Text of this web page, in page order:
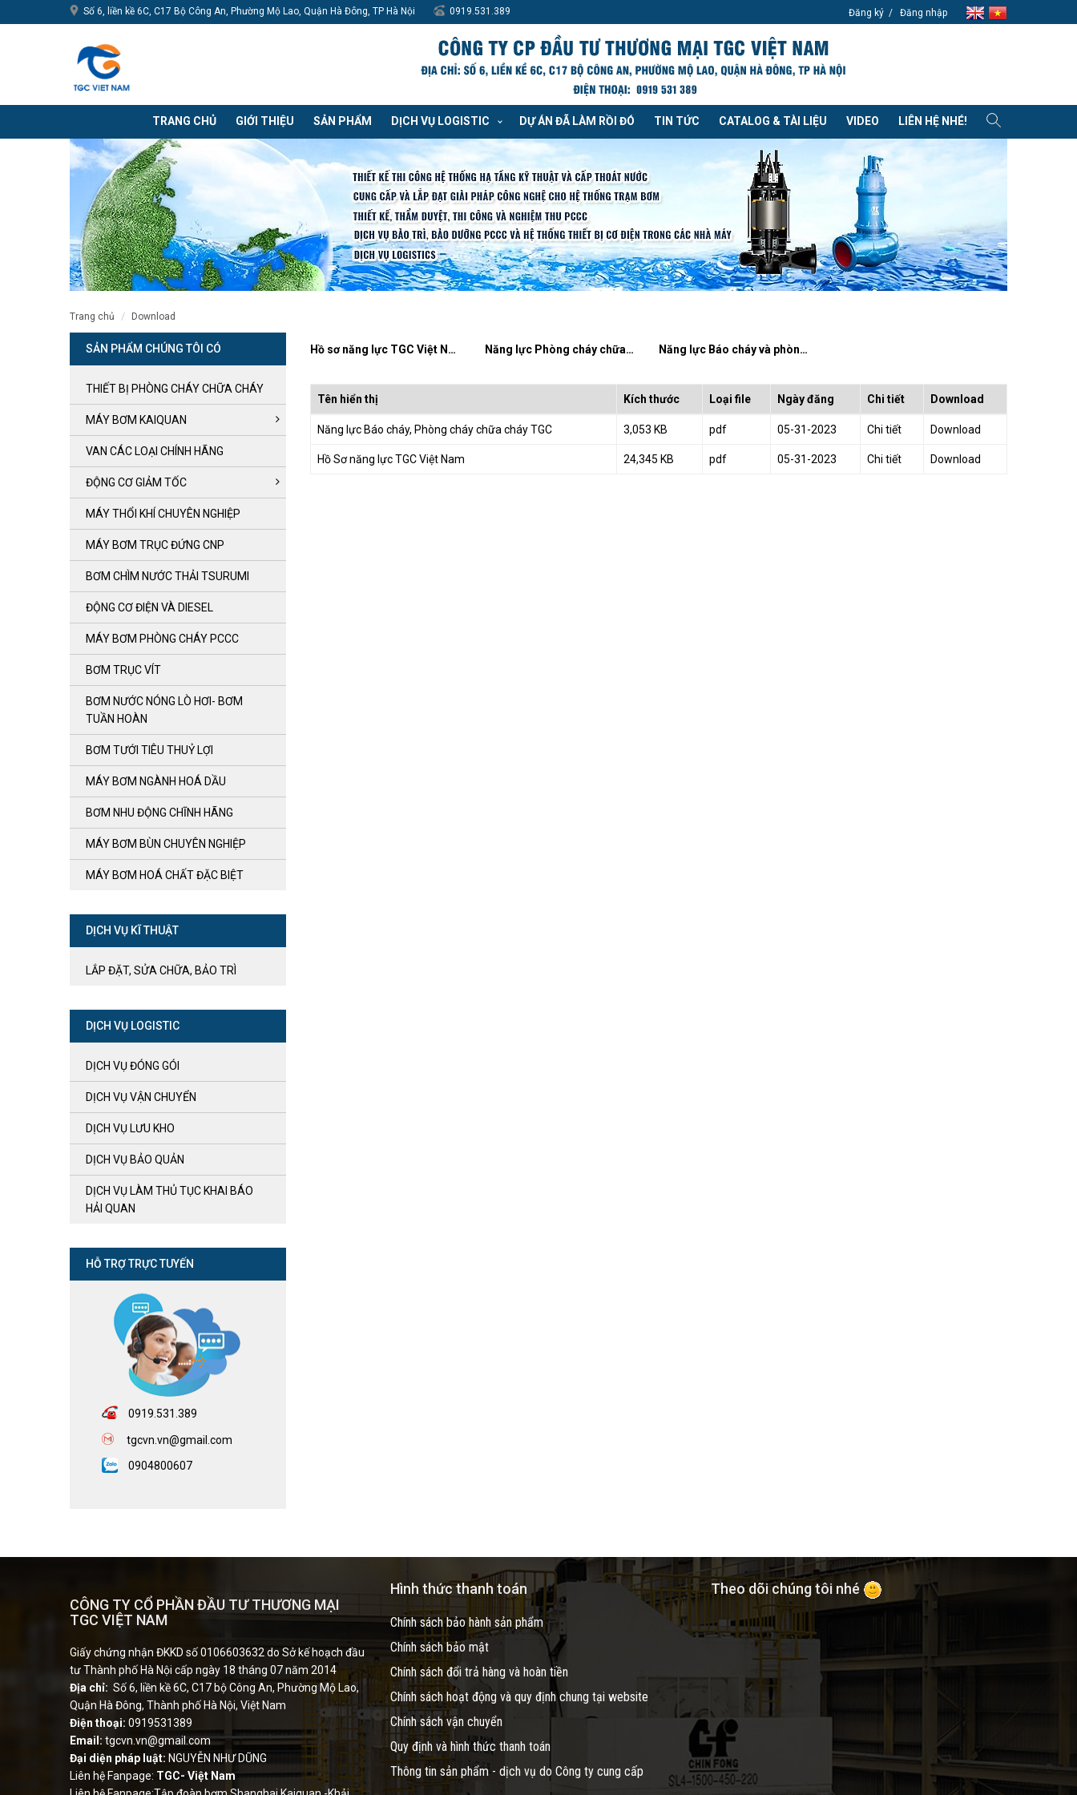
Số 6, liền kề 6C, C17 Bộ Công An, Phường Mộ Lao, Quận Hà Đông, TP Hà Nội 0919.531.389 Đăng ký Đăng nhập
TRANG CHỦ GIỚI THIỆU SẢN PHẨM DỊCH VỤ LOGISTIC DỰ ÁN ĐÃ LÀM RỒI ĐÓ TIN TỨC CATALOG & TÀI LIỆU VIDEO LIÊN HỆ NHÉ!
trang chủ download
SẢN PHẨM CHÚNG TÔI CÓ
THIẾT BỊ PHÒNG CHÁY CHỮA CHÁY
MÁY BƠM KAIQUAN
VAN CÁC LOẠI CHÍNH HÃNG
ĐỘNG CƠ GIẢM TỐC
MÁY THỔI KHÍ CHUYÊN NGHIỆP
MÁY BƠM TRỤC ĐỨNG CNP
BƠM CHÌM NƯỚC THẢI TSURUMI
ĐỘNG CƠ ĐIỆN VÀ DIESEL
MÁY BƠM PHÒNG CHÁY PCCC
BƠM TRỤC VÍT
BƠM NƯỚC NÓNG LÒ HƠI- BƠM
TUẦN HOÀN
BƠM TƯỚI TIÊU THUỶ LỢI
MÁY BƠM NGÀNH HOÁ DẦU
BƠM NHU ĐỘNG CHĨNH HÃNG
MÁY BƠM BÙN CHUYÊN NGHIỆP
MÁY BƠM HOÁ CHẤT ĐẶC BIỆT
DỊCH VỤ KĨ THUẬT
LẮP ĐẶT, SỬA CHỮA, BẢO TRÌ
DỊCH VỤ LOGISTIC
DỊCH VỤ ĐÓNG GÓI
DỊCH VỤ VẬN CHUYỂN
DỊCH VỤ LƯU KHO
DỊCH VỤ BẢO QUẢN
DỊCH VỤ LÀM THỦ TỤC KHAI BÁO
HẢI QUAN
HỖ TRỢ TRỰC TUYẾN
0919.531.389
tgcvn.vn@gmail.com
0904800607
Hồ sơ năng lực TGC Việt Nam Năng lực Phòng cháy chữa cháy TGC Năng lực Báo cháy và phòng cháy chữa cháy
Tên hiển thị Kích thước Loại file Ngày đăng Chi tiết Download
Năng lực Báo cháy, Phòng cháy chữa cháy TGC 3,053 KB pdf 05-31-2023 Chi tiết Download
Hồ Sơ năng lực TGC Việt Nam 24,345 KB pdf 05-31-2023 Chi tiết Download
CÔNG TY CỔ PHẦN ĐẦU TƯ THƯƠNG MẠI
TGC VIỆT NAM
Giấy chứng nhận ĐKKD số 0106603632 do Sở kế hoạch đầu
tư Thành phố Hà Nội cấp ngày 18 tháng 07 năm 2014
Địa chỉ: Số 6, liền kề 6C, C17 bộ Công An, Phường Mộ Lao,
Quận Hà Đông, Thành phố Hà Nội, Việt Nam
Điện thoại: 0919531389
Email: tgcvn.vn@gmail.com
Đại diện pháp luật: NGUYỄN NHƯ DŨNG
Liên hệ Fanpage: TGC- Việt Nam
Hình thức thanh toán
Chính sách bảo hành sản phẩm
Chính sách bảo mật
Chính sách đổi trả hàng và hoàn tiền
Chính sách hoạt động và quy định chung tại website
Chính sách vận chuyển
Quy định và hình thức thanh toán
Thông tin sản phẩm - dịch vụ do Công ty cung cấp
Theo dõi chúng tôi nhé